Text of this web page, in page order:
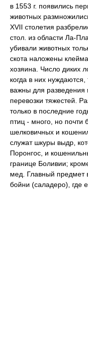
в 1553 г. появились
животных
XVII столетия
стол. из области Ла-
убивали животных
скота наложены
хозяина. Число диких
когда в них
важны для
перевозки тяжестей.
только в последние
птиц - много, но почти
шелковичных и
служат шкуры выдр,
Поронгос, и
границе Боливии;
мед. Главный предмет
бойни (саладеро), где